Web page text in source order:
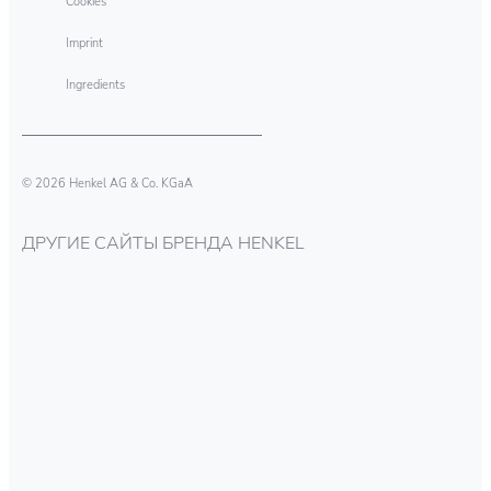
Imprint
Ingredients
© 2026 Henkel AG & Co. KGaA
ДРУГИЕ САЙТЫ БРЕНДА HENKEL